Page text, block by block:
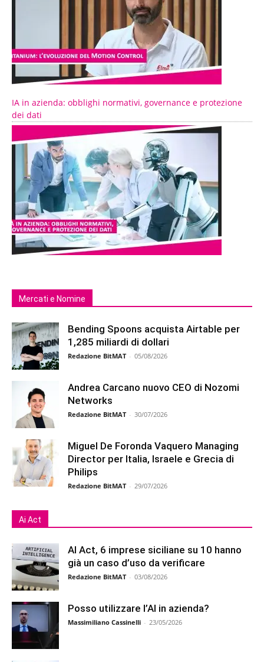
IA in azienda: obblighi normativi, governance e protezione
dei dati
Mercati e Nomine
Bending Spoons acquista Airtable per
1,285 miliardi di dollari
Redazione BitMAT - 05/08/2026
Andrea Carcano nuovo CEO di Nozomi
Networks
Redazione BitMAT - 30/07/2026
Miguel De Foronda Vaquero Managing
Director per Italia, Israele e Grecia di
Philips
Redazione BitMAT - 29/07/2026
Ai Act
AI Act, 6 imprese siciliane su 10 hanno
già un caso d’uso da verificare
Redazione BitMAT - 03/08/2026
Posso utilizzare l’AI in azienda?
Massimiliano Cassinelli - 23/05/2026